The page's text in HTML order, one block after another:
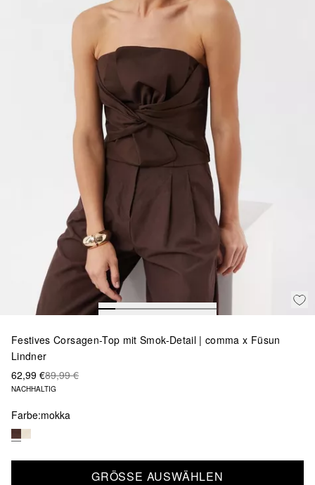
Festives Corsagen-Top mit Smok-Detail | comma x Füsun
Lindner
62,99 €89,99 €
NACHHALTIG
Farbe:mokka
GRÖSSE AUSWÄHLEN